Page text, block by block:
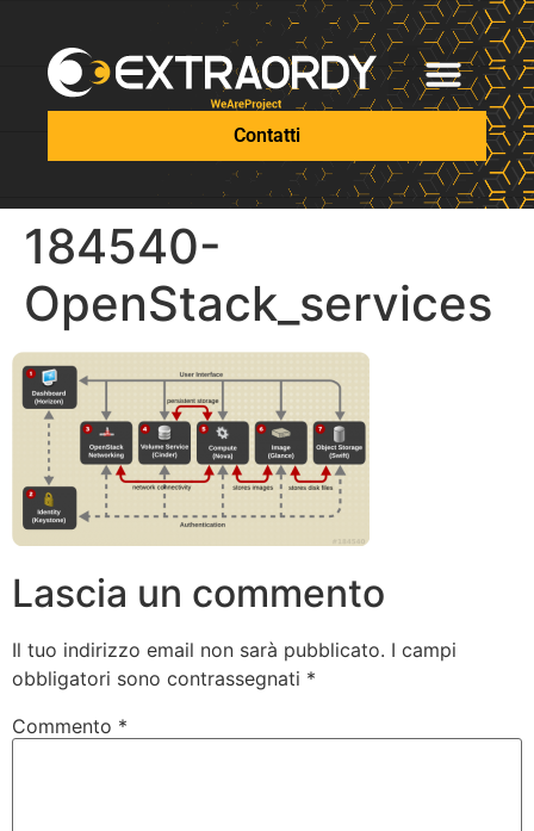
Contatti
184540-
OpenStack_services
Lascia un commento
Il tuo indirizzo email non sarà pubblicato. I campi
obbligatori sono contrassegnati *
Commento *